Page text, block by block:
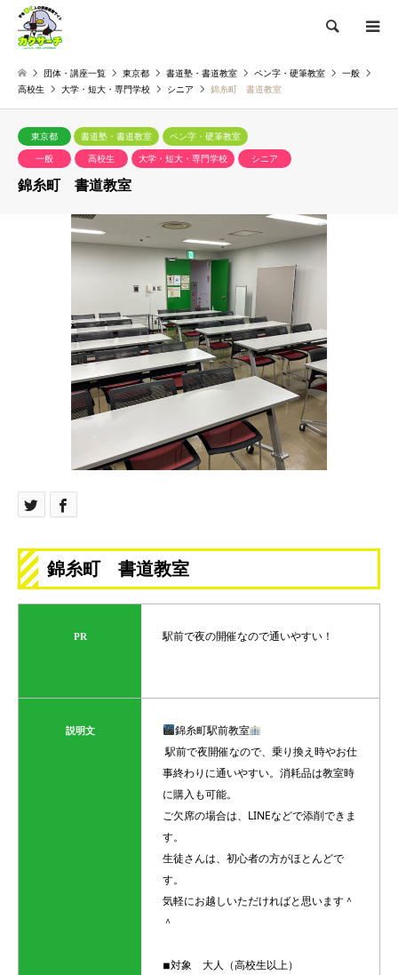
検索
団体・講座一覧 東京都 書道塾・書道教室 ペン字・硬筆教室
一般
高校生
大学・短大・専門学校 シニア 錦糸町 書道教室
東京都 書道塾・書道教室
ペン字・硬筆教室
一般
高校生 大学・短大・専門学校 シニア
錦糸町 書道教室
錦糸町 書道教室
PR 駅前で夜の開催なので通いやすい！
説明文
錦糸町駅前教室
⁡ 駅前で夜開催なので、乗り換え時やお仕
事終わりに通いやすい。消耗品は教室時
に購入も可能。
ご欠席の場合は、LINEなどで添削できま
す。
生徒さんは、初心者の方がほとんどで
す。
気軽にお越しいただければと思います＾
＾
◾︎対象 大人（高校生以上）